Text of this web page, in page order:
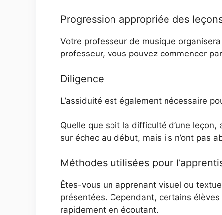
Progression appropriée des
Votre professeur de musique
professeur, vous pouvez commencer
Diligence
L’assiduité est également nécessaire
Quelle que soit la difficulté d’une
sur échec au début, mais ils n’ont pas
Méthodes utilisées pour
Êtes-vous un apprenant visuel ou
présentées. Cependant, certains
rapidement en écoutant.